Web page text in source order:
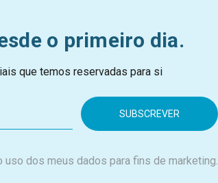
o primeiro dia.
que temos reservadas para si
uso dos meus dados para fins de marketing.